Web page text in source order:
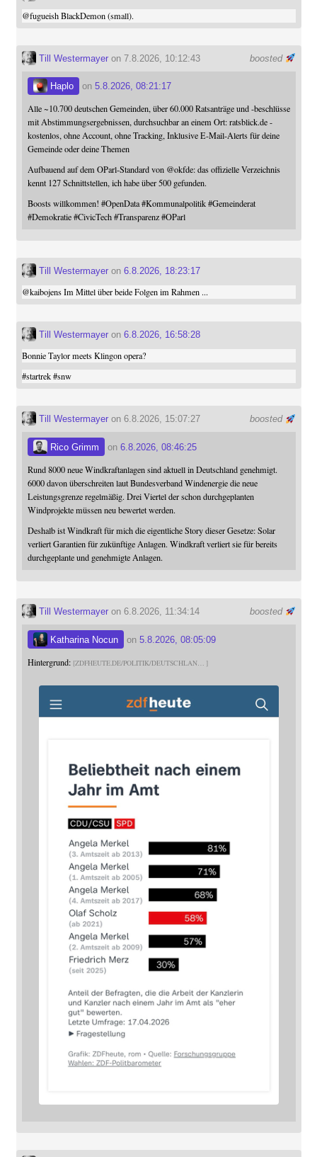
@fugueishBlackDemon (small).
boosted
Till Westermayeron 7.8.2026, 10:12:43
Haplo on 5.8.2026, 08:21:17
Alle ~10.700 deutschen Gemeinden, über 60.000 Ratsanträge und -beschlüsse
mit Abstimmungsergebnissen, durchsuchbar an einem Ort: ratsblick.de -
kostenlos, ohne Account, ohne Tracking, Inklusive E-Mail-Alerts für deine
Gemeinde oder deine Themen
Aufbauend auf dem OParl-Standard von @okfde: das offizielle Verzeichnis
kennt 127 Schnittstellen, ich habe über 500 gefunden.
Boosts willkommen! #OpenData #Kommunalpolitik #Gemeinderat
#Demokratie #CivicTech #Transparenz #OParl
Till Westermayeron 6.8.2026, 18:23:17
@kaibojensIm Mittel über beide Folgen im Rahmen ...
Till Westermayeron 6.8.2026, 16:58:28
Bonnie Taylor meets Klingon opera?
#startrek #snw
boosted
Till Westermayeron 6.8.2026, 15:07:27
Rico Grimm on 6.8.2026, 08:46:25
Rund 8000 neue Windkraftanlagen sind aktuell in Deutschland genehmigt.
6000 davon überschreiten laut Bundesverband Windenergie die neue
Leistungsgrenze regelmäßig. Drei Viertel der schon durchgeplanten
Windprojekte müssen neu bewertet werden.
Deshalb ist Windkraft für mich die eigentliche Story dieser Gesetze: Solar
verliert Garantien für zukünftige Anlagen. Windkraft verliert sie für bereits
durchgeplante und genehmigte Anlagen.
boosted
Till Westermayeron 6.8.2026, 11:34:14
Katharina Nocun on 5.8.2026, 08:05:09
Hintergrund: ZDFHEUTE.DE/POLITIK/DEUTSCHLAN